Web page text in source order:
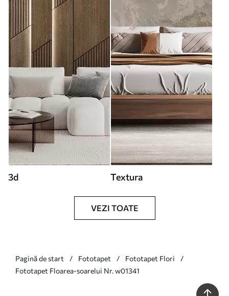
3d Textura
VEZI TOATE
Pagină de start Fototapet
Fototapet Flori
Fototapet Floarea-soarelui Nr. w01341